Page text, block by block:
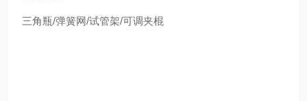
三角瓶/弹簧网/试管架/可调夹棍